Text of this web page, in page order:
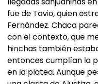
fue de Tavio, quien
Fernández. Chaca
con el contexto, que
hinchas también
entonces cumplían la
en la platea. Aunque